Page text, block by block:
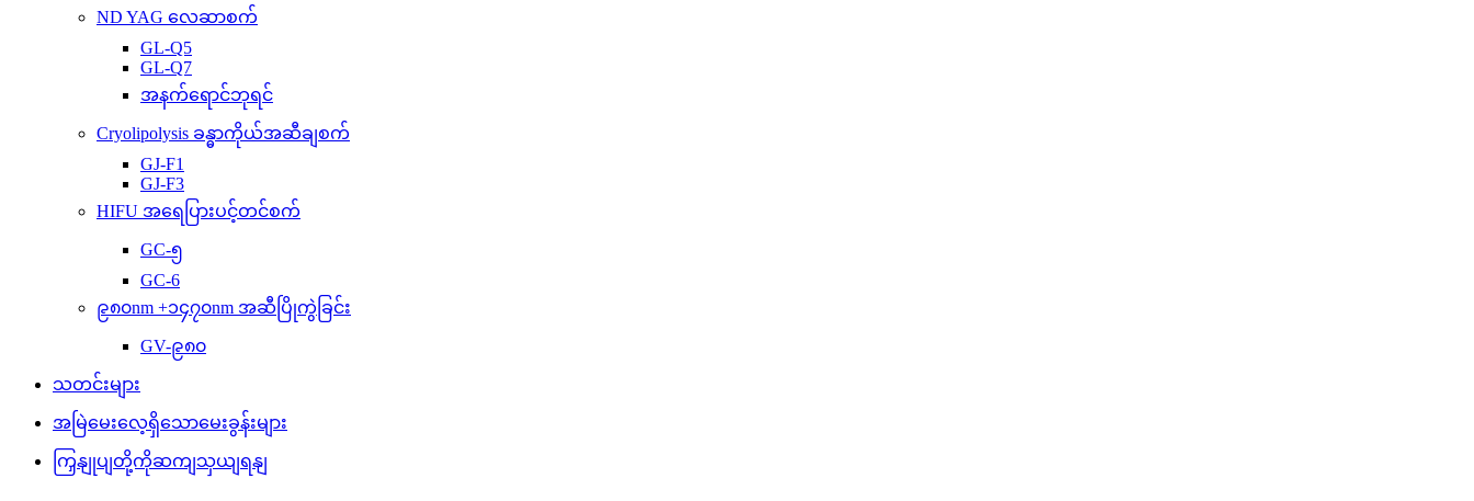
ND YAG လေဆာစက်
GL-Q5
GL-Q7
အနက်ရောင်ဘုရင်
Cryolipolysis ခန္ဓာကိုယ်အဆီချစက်
GJ-F1
GJ-F3
HIFU အရေပြားပင့်တင်စက်
GC-၅
GC-6
၉၈၀nm +၁၄၇၀nm အဆီပြိုကွဲခြင်း
GV-၉၈၀
သတင်းများ
အမြဲမေးလေ့ရှိသောမေးခွန်းများ
ကြှနျုပျတို့ကိုဆကျသှယျရနျ